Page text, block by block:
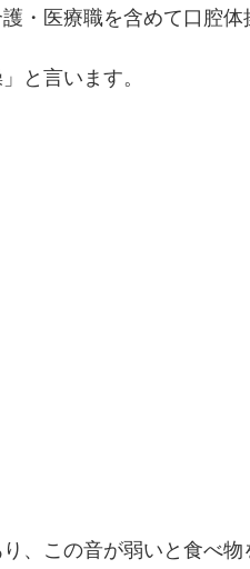
・医療職を含めて口腔
と言います。
、この音が弱いと食べ物